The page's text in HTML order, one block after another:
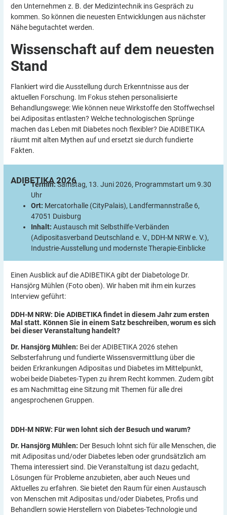
den Unternehmen z. B. der Medizintechnik ins Gespräch zu
kommen. So können die neuesten Entwicklungen aus nächster
Nähe begutachtet werden.
Wissenschaft auf dem neuesten
Stand
Flankiert wird die Ausstellung durch Erkenntnisse aus der
aktuellen Forschung. Im Fokus stehen personalisierte
Behandlungswege: Wie können neue Wirkstoffe den Stoffwechsel
bei Adipositas entlasten? Welche technologischen Sprünge
machen das Leben mit Diabetes noch flexibler? Die ADIBETIKA
räumt mit alten Mythen auf und ersetzt sie durch fundierte
Fakten.
ADIBETIKA2026
Termin:Samstag, 13. Juni 2026, Programmstart um 9.30
Uhr
Ort: Mercatorhalle (CityPalais), Landfermannstraße 6,
47051 Duisburg
Inhalt: Austausch mit Selbsthilfe-Verbänden
(Adipositasverband Deutschland e. V., DDH-M NRW e. V.),
Industrie-Ausstellung und modernste Therapie-Einblicke
Einen Ausblick auf die ADIBETIKA gibt der Diabetologe Dr.
Hansjörg Mühlen (Foto oben). Wir haben mit ihm ein kurzes
Interview geführt:
DDH-M NRW: Die ADIBETIKA findet in diesem Jahr zum ersten
Mal statt. Können Sie in einem Satz beschreiben, worum es sich
bei dieser Veranstaltung handelt?
Dr. Hansjörg Mühlen: Bei der ADIBETIKA 2026 stehen
Selbsterfahrung und fundierte Wissensvermittlung über die
beiden Erkrankungen Adipositas und Diabetes im Mittelpunkt,
wobei beide Diabetes-Typen zu ihrem Recht kommen. Zudem gibt
es am Nachmittag eine Sitzung mit Themen für alle drei
angesprochenen Gruppen.
DDH-M NRW: Für wen lohnt sich der Besuch und warum?
Dr. Hansjörg Mühlen: Der Besuch lohnt sich für alle Menschen, die
mit Adipositas und/oder Diabetes leben oder grundsätzlich am
Thema interessiert sind. Die Veranstaltung ist dazu gedacht,
Lösungen für Probleme anzubieten, aber auch Neues und
Aktuelles zu erfahren. Sie bietet den Raum für einen Austausch
von Menschen mit Adipositas und/oder Diabetes, Profis und
Behandlern sowie Herstellern von Diabetes-Technologie und